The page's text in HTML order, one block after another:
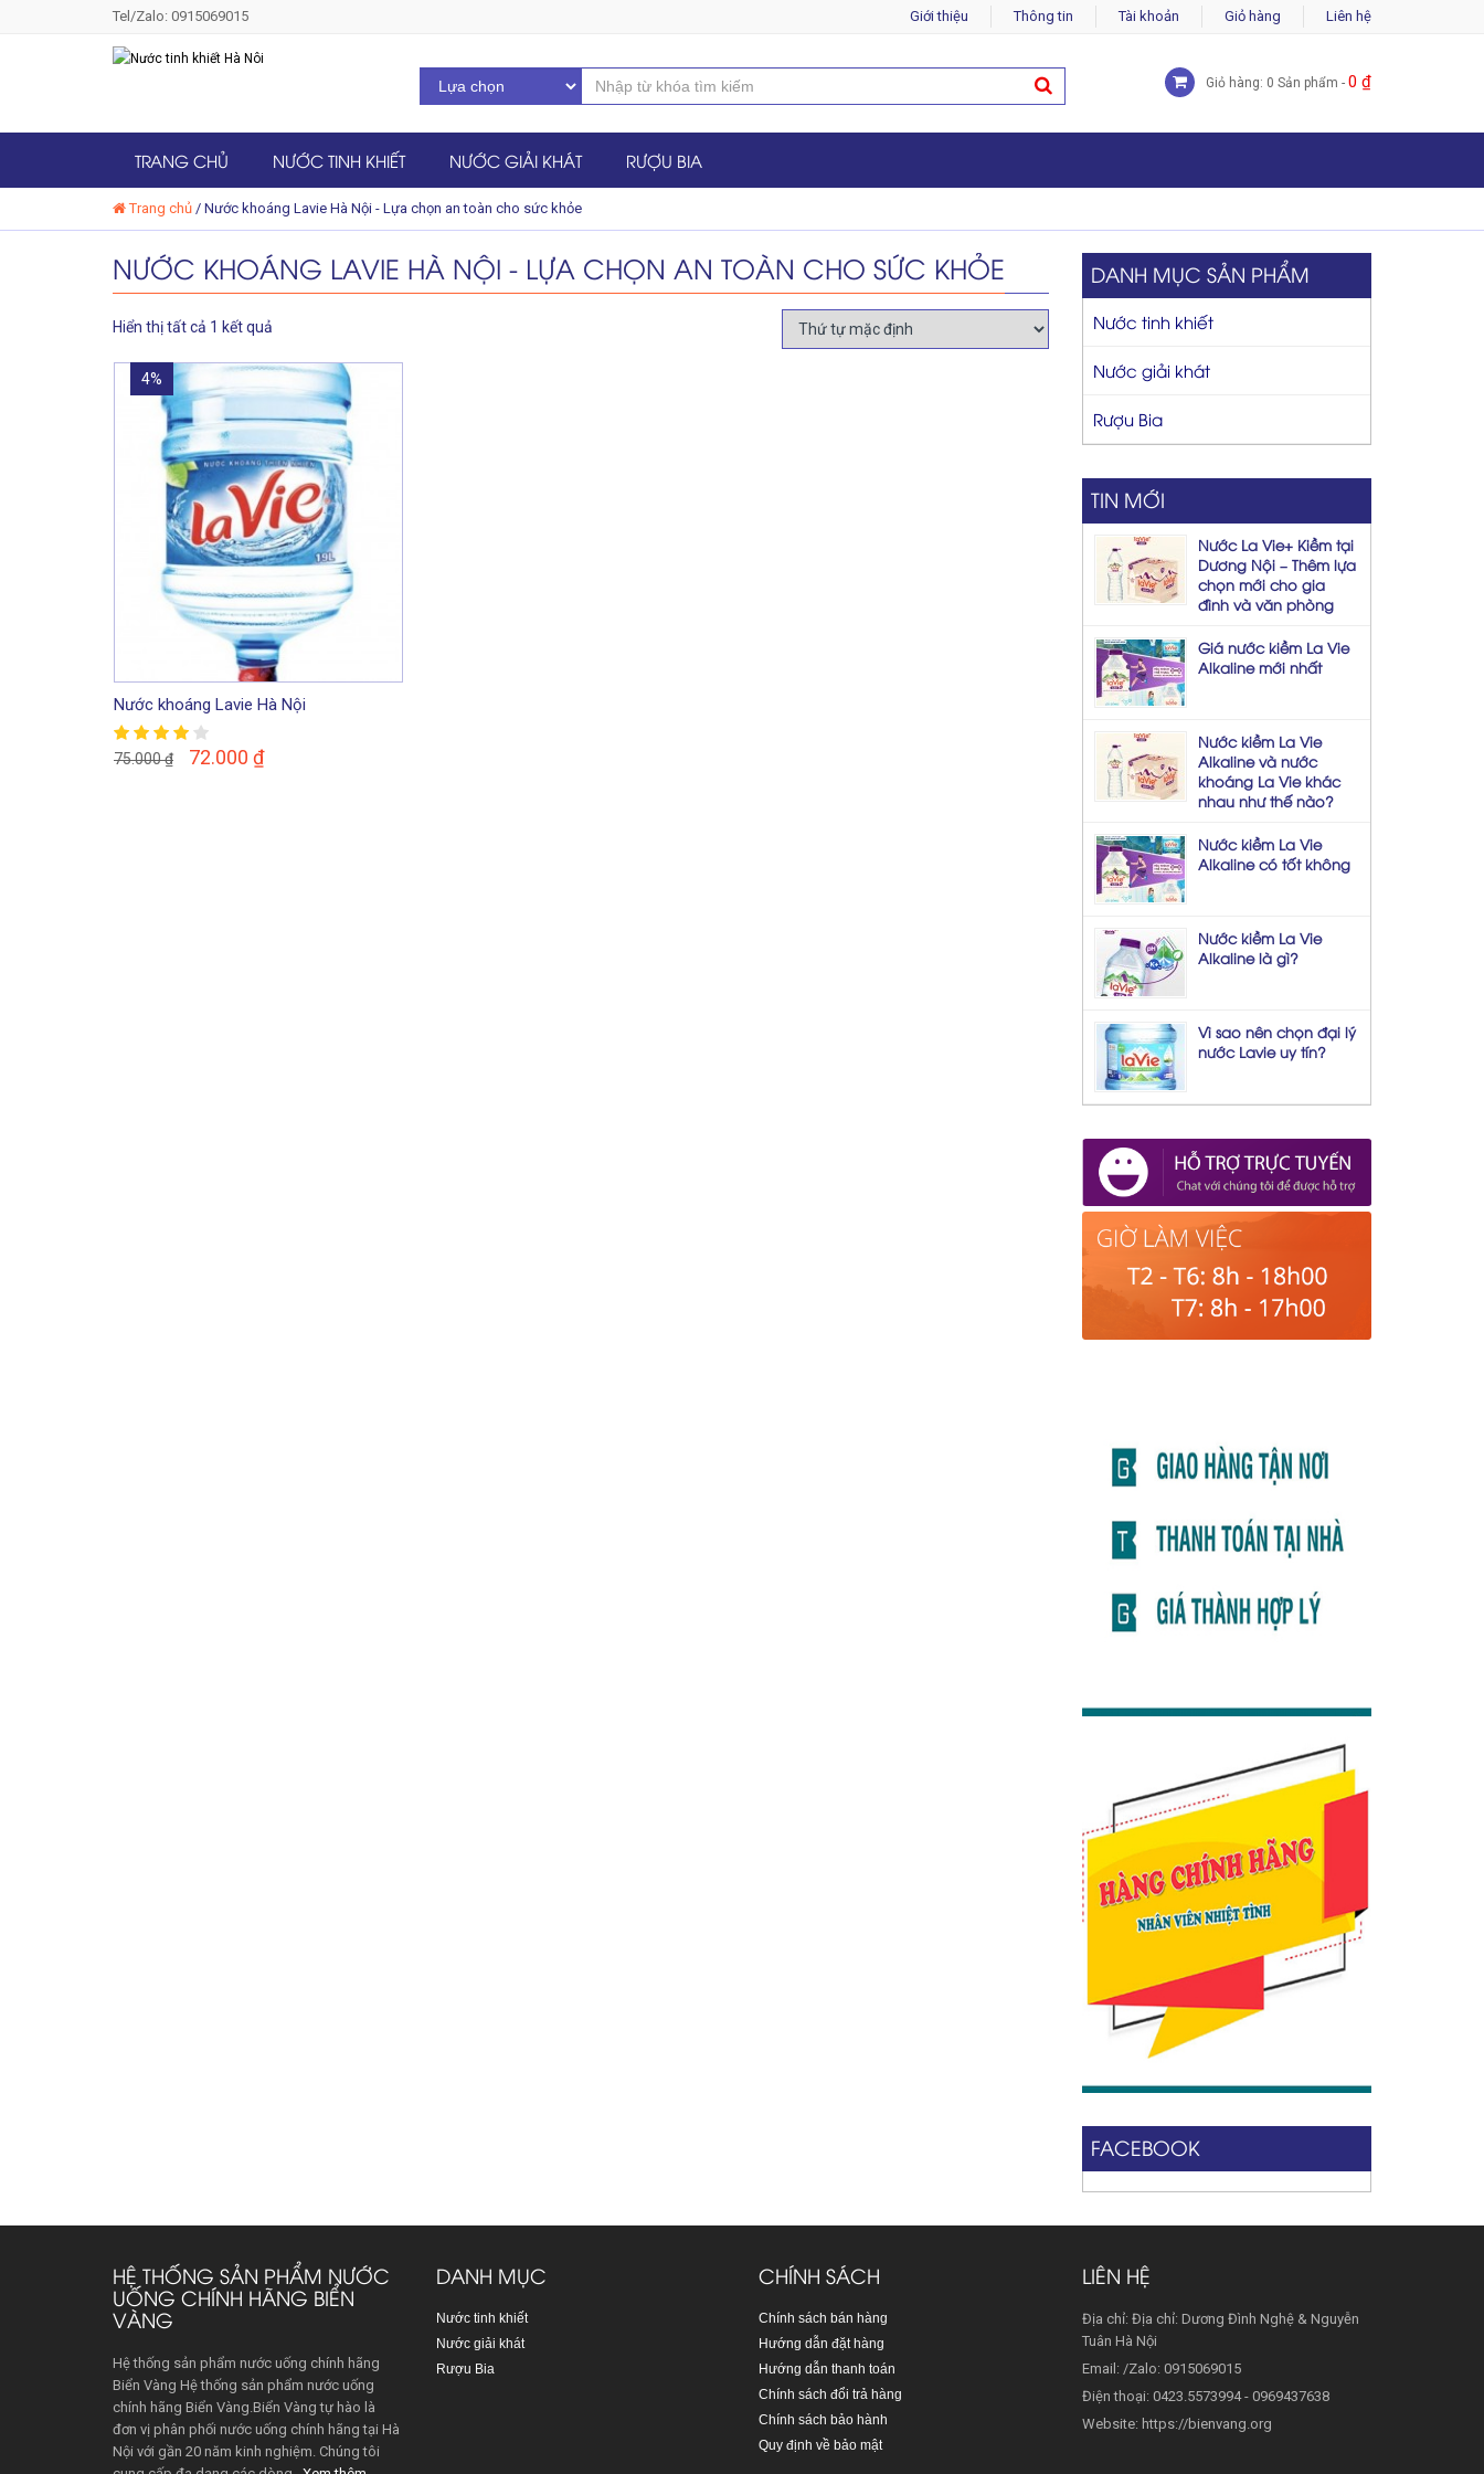
Tel/Zalo: 0915069015 Giới thiệu Thông tin Tài khoản Giỏ hàng Liên hệ
Giỏ hàng: 0 Sản phẩm - 0 ₫
TRANG CHỦ NƯỚC TINH KHIẾT NƯỚC GIẢI KHÁT RƯỢU BIA
Trang chủ / Nước khoáng Lavie Hà Nội - Lựa chọn an toàn cho sức khỏe
NƯỚC KHOÁNG LAVIE HÀ NỘI - LỰA CHỌN AN TOÀN CHO SỨC KHỎE
Hiển thị tất cả 1 kết quả
Nước khoáng Lavie Hà Nội
75.000₫ 72.000 ₫
4%
DANH MỤC SẢN PHẨM
Nước tinh khiết
Nước giải khát
Rượu Bia
TIN MỚI
Nước La Vie+ Kiềm tại
Dương Nội – Thêm lựa
chọn mới cho gia
đình và văn phòng
Giá nước kiềm La Vie
Alkaline mới nhất
Nước kiềm La Vie
Alkaline và nước
khoáng La Vie khác
nhau như thế nào?
Nước kiềm La Vie
Alkaline có tốt không
Nước kiềm La Vie
Alkaline là gì?
Vì sao nên chọn đại lý
nước Lavie uy tín?
FACEBOOK
HỆ THỐNG SẢN PHẨM NƯỚC
UỐNG CHÍNH HÃNG BIỂN
VÀNG
Hệ thống sản phẩm nước uống chính hãng
Biển Vàng Hệ thống sản phẩm nước uống
chính hãng Biển Vàng.Biển Vàng tự hào là
đơn vị phân phối nước uống chính hãng tại Hà
Nội với gần 20 năm kinh nghiệm. Chúng tôi
DANH MỤC
Nước tinh khiết
Nước giải khát
Rượu Bia
CHÍNH SÁCH
Chính sách bán hàng
Hướng dẫn đặt hàng
Hướng dẫn thanh toán
Chính sách đổi trả hàng
Chính sách bảo hành
Quy định về bảo mật
LIÊN HỆ
Địa chỉ: Địa chỉ: Dương Đình Nghệ & Nguyễn
Tuân Hà Nội
Email: /Zalo: 0915069015
Điện thoại: 0423.5573994 - 0969437638
Website: https://bienvang.org